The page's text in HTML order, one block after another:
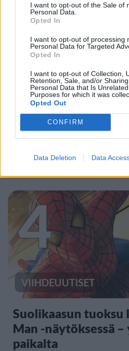
I want to opt-out of the Sale of
Personal Data.
Opted In
I want to opt-out of processing
Personal Data for Targeted
Opted In
I want to opt-out of Collection,
Retention, Sale, and/or
Personal Data that Is
Purposes for which it was
Opted Out
CONFIRM
Data Deletion Data
3
UUTISET
Kela voi leikata
ulkomaanmatkan
4
VIIHDEUUTISET
Suolikaasun tuoksu
Man -näytöksessä
paikalta